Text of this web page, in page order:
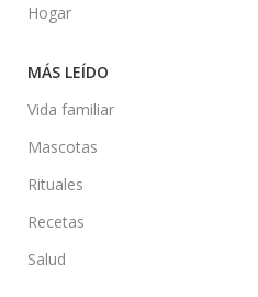
Hogar
MÁS LEÍDO
Vida familiar
Mascotas
Rituales
Recetas
Salud